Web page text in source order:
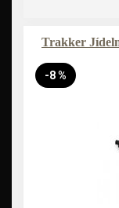
Trakker
-8 %